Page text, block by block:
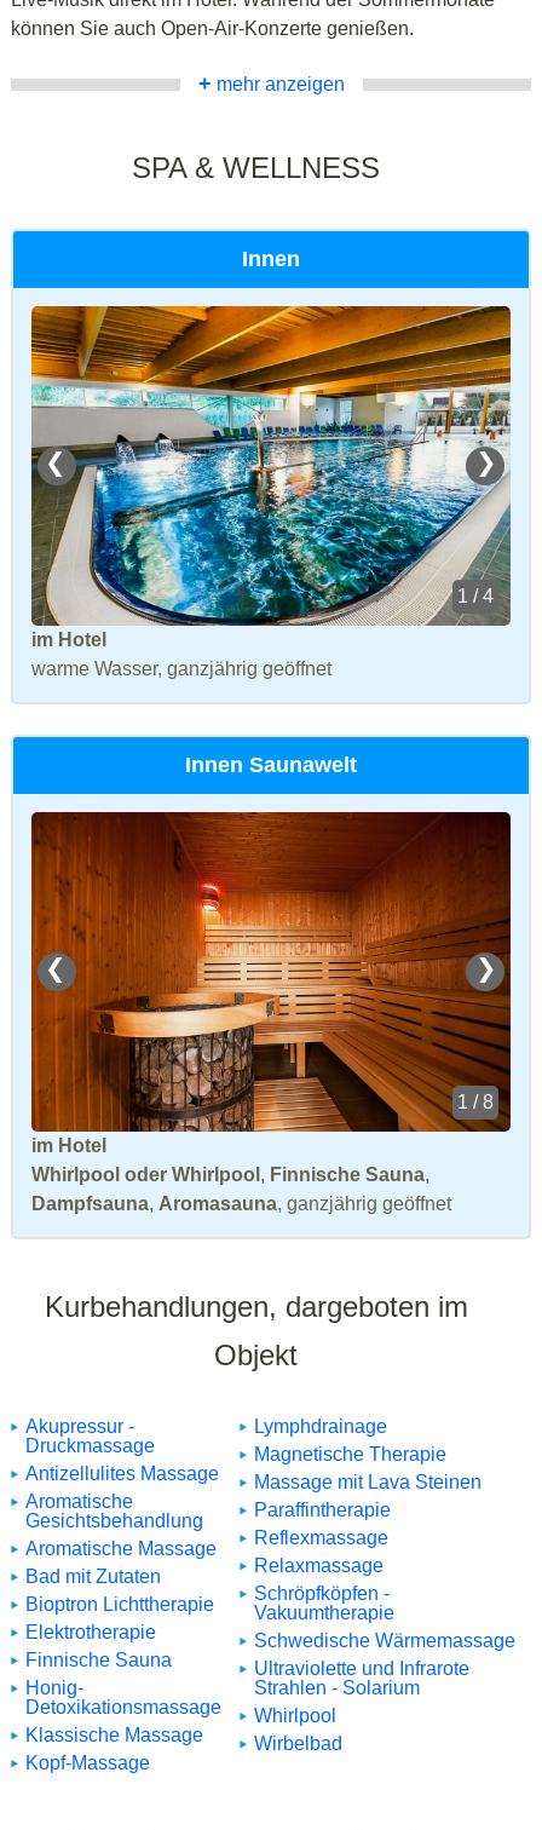
können Sie auch Open-Air-Konzerte genießen.
+ mehr anzeigen
SPA & WELLNESS
Innen
❮ ❯
1 / 4
im Hotel
warme Wasser, ganzjährig geöffnet
Innen Saunawelt
❮ ❯
1 / 8
im Hotel
Whirlpool oder Whirlpool , Finnische Sauna,
Dampfsauna, Aromasauna, ganzjährig geöffnet
Kurbehandlungen, dargeboten im
Objekt
Akupressur -
Druckmassage
Antizellulites Massage
Aromatische
Gesichtsbehandlung
Aromatische Massage
Bad mit Zutaten
Bioptron Lichttherapie
Elektrotherapie
Finnische Sauna
Honig-
Detoxikationsmassage
Klassische Massage
Kopf-Massage
Lymphdrainage
Magnetische Therapie
Massage mit Lava Steinen
Paraffintherapie
Reflexmassage
Relaxmassage
Schröpfköpfen -
Vakuumtherapie
Schwedische Wärmemassage
Ultraviolette und Infrarote
Strahlen - Solarium
Whirlpool
Wirbelbad